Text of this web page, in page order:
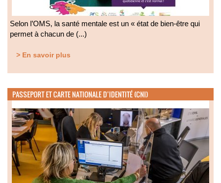
Selon l’OMS, la santé mentale est un « état de bien-être qui
permet à chacun de (...)
> En savoir plus
PASSEPORT ET CARTE NATIONALE D’IDENTITÉ (CNI)